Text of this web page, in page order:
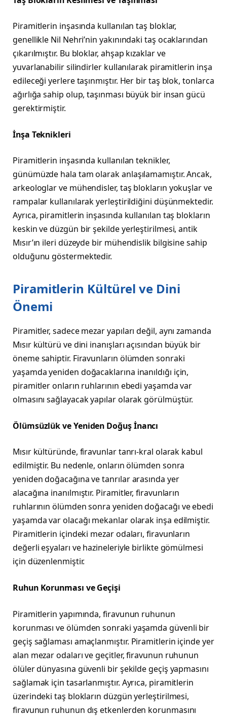
Piramitlerin inşasında kullanılan taş bloklar,
genellikle Nil Nehri’nin yakınındaki taş ocaklarından
çıkarılmıştır. Bu bloklar, ahşap kızaklar ve
yuvarlanabilir silindirler kullanılarak piramitlerin inşa
edileceği yerlere taşınmıştır. Her bir taş blok, tonlarca
ağırlığa sahip olup, taşınması büyük bir insan gücü
gerektirmiştir.
İnşa Teknikleri
Piramitlerin inşasında kullanılan teknikler,
günümüzde hala tam olarak anlaşılamamıştır. Ancak,
arkeologlar ve mühendisler, taş blokların yokuşlar ve
rampalar kullanılarak yerleştirildiğini düşünmektedir.
Ayrıca, piramitlerin inşasında kullanılan taş blokların
keskin ve düzgün bir şekilde yerleştirilmesi, antik
Mısır’ın ileri düzeyde bir mühendislik bilgisine sahip
olduğunu göstermektedir.
Piramitlerin Kültürel ve Dini
Önemi
Piramitler, sadece mezar yapıları değil, aynı zamanda
Mısır kültürü ve dini inanışları açısından büyük bir
öneme sahiptir. Firavunların ölümden sonraki
yaşamda yeniden doğacaklarına inanıldığı için,
piramitler onların ruhlarının ebedi yaşamda var
olmasını sağlayacak yapılar olarak görülmüştür.
Ölümsüzlük ve Yeniden Doğuş İnancı
Mısır kültüründe, firavunlar tanrı-kral olarak kabul
edilmiştir. Bu nedenle, onların ölümden sonra
yeniden doğacağına ve tanrılar arasında yer
alacağına inanılmıştır. Piramitler, firavunların
ruhlarının ölümden sonra yeniden doğacağı ve ebedi
yaşamda var olacağı mekanlar olarak inşa edilmiştir.
Piramitlerin içindeki mezar odaları, firavunların
değerli eşyaları ve hazineleriyle birlikte gömülmesi
için düzenlenmiştir.
Ruhun Korunması ve Geçişi
Piramitlerin yapımında, firavunun ruhunun
korunması ve ölümden sonraki yaşamda güvenli bir
geçiş sağlaması amaçlanmıştır. Piramitlerin içinde yer
alan mezar odaları ve geçitler, firavunun ruhunun
ölüler dünyasına güvenli bir şekilde geçiş yapmasını
sağlamak için tasarlanmıştır. Ayrıca, piramitlerin
üzerindeki taş blokların düzgün yerleştirilmesi,
firavunun ruhunun dış etkenlerden korunmasını